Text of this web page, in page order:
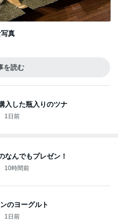
真
を読む
入した瓶入りのツナ
1日前
なんでもプレゼン！
10時間前
のヨーグルト
1日前